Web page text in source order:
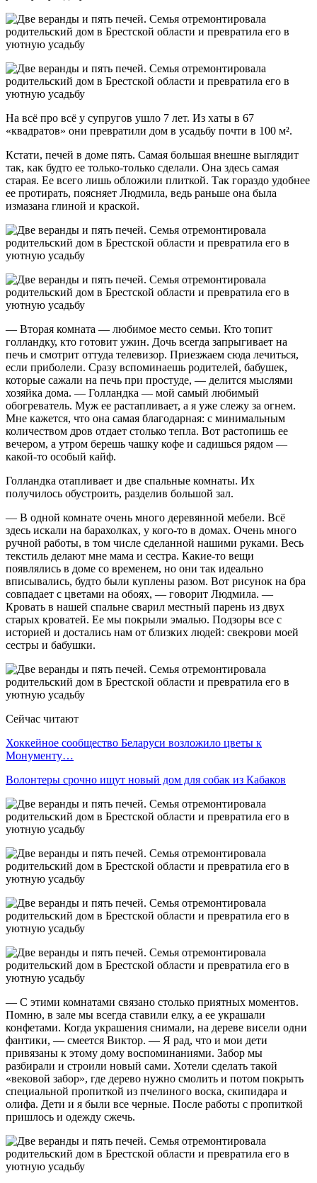
На всё про всё у супругов ушло 7 лет. Из хаты в 67
«квадратов» они превратили дом в усадьбу почти в 100 м².
Кстати, печей в доме пять. Самая большая внешне выглядит
так, как будто ее только-только сделали. Она здесь самая
старая. Ее всего лишь обложили плиткой. Так гораздо удобнее
ее протирать, поясняет Людмила, ведь раньше она была
измазана глиной и краской.
— Вторая комната — любимое место семьи. Кто топит
голландку, кто готовит ужин. Дочь всегда запрыгивает на
печь и смотрит оттуда телевизор. Приезжаем сюда лечиться,
если приболели. Сразу вспоминаешь родителей, бабушек,
которые сажали на печь при простуде, — делится мыслями
хозяйка дома. — Голландка — мой самый любимый
обогреватель. Муж ее растапливает, а я уже слежу за огнем.
Мне кажется, что она самая благодарная: с минимальным
количеством дров отдает столько тепла. Вот растопишь ее
вечером, а утром берешь чашку кофе и садишься рядом —
какой-то особый кайф.
Голландка отапливает и две спальные комнаты. Их
получилось обустроить, разделив большой зал.
— В одной комнате очень много деревянной мебели. Всё
здесь искали на барахолках, у кого-то в домах. Очень много
ручной работы, в том числе сделанной нашими руками. Весь
текстиль делают мне мама и сестра. Какие-то вещи
появлялись в доме со временем, но они так идеально
вписывались, будто были куплены разом. Вот рисунок на бра
совпадает с цветами на обоях, — говорит Людмила. —
Кровать в нашей спальне сварил местный парень из двух
старых кроватей. Ее мы покрыли эмалью. Подзоры все с
историей и достались нам от близких людей: свекрови моей
сестры и бабушки.
Сейчас читают
Хоккейное сообщество Беларуси возложило цветы к
Монументу…
Волонтеры срочно ищут новый дом для собак из Кабаков
— С этими комнатами связано столько приятных моментов.
Помню, в зале мы всегда ставили елку, а ее украшали
конфетами. Когда украшения снимали, на дереве висели одни
фантики, — смеется Виктор. — Я рад, что и мои дети
привязаны к этому дому воспоминаниями. Забор мы
разбирали и строили новый сами. Хотели сделать такой
«вековой забор», где дерево нужно смолить и потом покрыть
специальной пропиткой из пчелиного воска, скипидара и
олифа. Дети и я были все черные. После работы с пропиткой
пришлось и одежду сжечь.